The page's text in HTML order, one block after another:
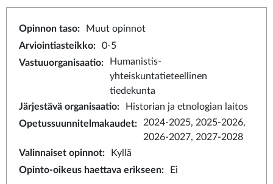
Opinnon taso:
Muut opinnot
Arviointiasteikko:
0-5
Vastuuorganisaatio:
Humanistis-
yhteiskuntatieteellinen
tiedekunta
Järjestävä organisaatio:
Historian ja etnologian laitos
Opetussuunnitelmakaudet:
2024-2025, 2025-2026,
2026-2027, 2027-2028
Valinnaiset opinnot:
Kyllä
Opinto-oikeus haettava erikseen: Ei